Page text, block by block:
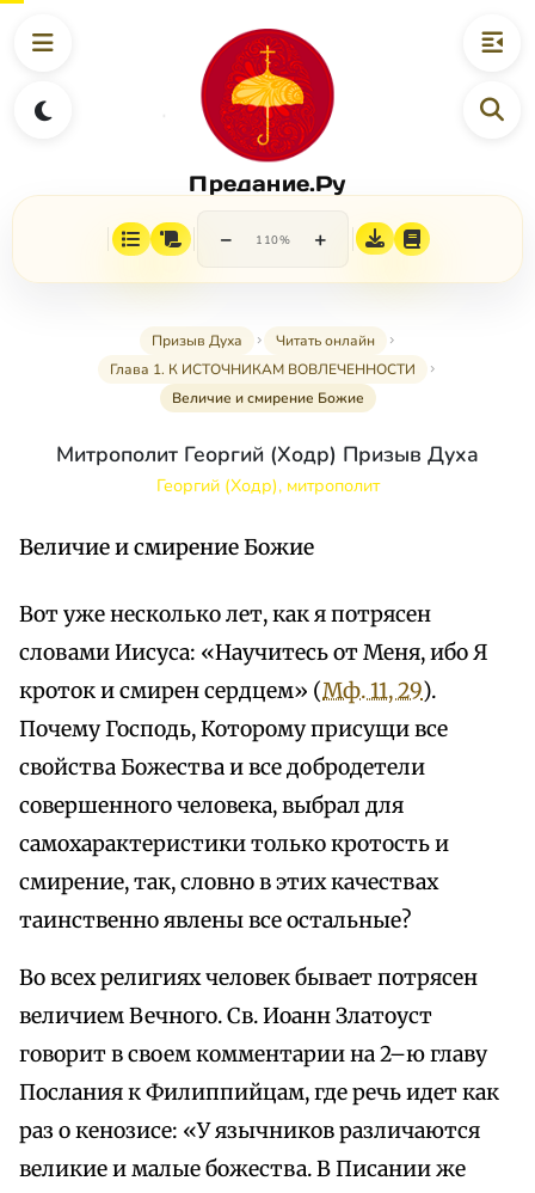
Предание.Ру
− 110% +
Призыв Духа
Читать онлайн
Глава 1. К ИСТОЧНИКАМ ВОВЛЕЧЕННОСТИ
Величие и смирение Божие
Митрополит Георгий (Ходр) Призыв Духа
Георгий (Ходр), митрополит
Величие и смирение Божие
Вот уже несколько лет, как я потрясен
словами Иисуса: «Научитесь от Меня, ибо Я
кроток и смирен сердцем» (Мф. 11, 29).
Почему Господь, Которому присущи все
свойства Божества и все добродетели
совершенного человека, выбрал для
самохарактеристики только кротость и
смирение, так, словно в этих качествах
таинственно явлены все остальные?
Во всех религиях человек бывает потрясен
величием Вечного. Св. Иоанн Златоуст
говорит в своем комментарии на 2–ю главу
Послания к Филиппийцам, где речь идет как
раз о кенозисе: «У язычников различаются
великие и малые божества. В Писании же